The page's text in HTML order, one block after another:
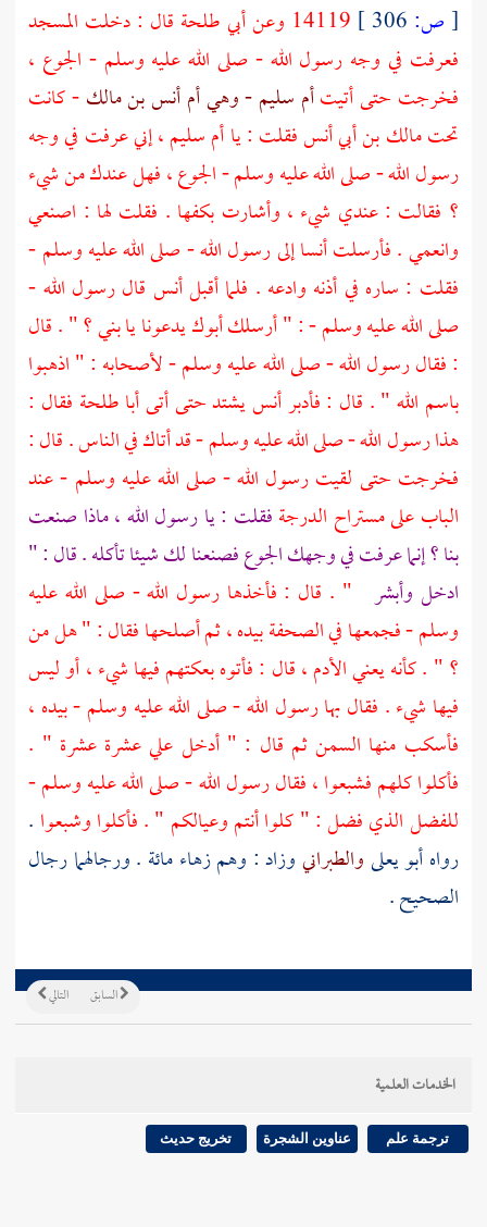
[ص: 14119 وعن أبي طلحة قال : دخلت المسجد
فعرفت في وجه رسول الله - صلى الله عليه وسلم - الجوع ،
فخرجت حتى أتيتأم سليم - وهي أم أنس بن مالك- كانت
تحتمالك بن أبي أنسفقلت : ياأم سليم، إني عرفت في وجه
رسول الله - صلى الله عليه وسلم - الجوع ، فهل عندك من شيء
؟ فقالت : عندي شيء ، وأشارت بكفها . فقلت لها : اصنعي
وانعمي . فأرسلتأنساإلى رسول الله - صلى الله عليه وسلم -
فقلت : ساره في أذنه وادعه . فلما أقبلأنس قال رسول الله -
صلى الله عليه وسلم - : " أرسلك أبوك يدعونا يا بني ؟ " . قال
: فقال رسول الله - صلى الله عليه وسلم - لأصحابه : " اذهبوا
باسم الله " . قال : فأدبرأنسيشتد حتى أتىأبا طلحة فقال :
هذا رسول الله - صلى الله عليه وسلم - قد أتاك في الناس . قال :
فخرجت حتى لقيت رسول الله - صلى الله عليه وسلم - عند
الباب على مستراح الدرجةفقلت : يا رسول الله ، ماذا صنعت
بنا ؟ إنما عرفت في وجهك الجوع فصنعنا لك شيئا تأكله . قال : "
ادخل وأبشر " . قال : فأخذها رسول الله - صلى الله عليه
وسلم - فجمعها في الصحفة بيده ، ثم أصلحها فقال : " هل من
؟ " . كأنه يعني الأدم ، قال : فأتوه بعكتهم فيها شيء ، أو ليس
فيها شيء . فقال بها رسول الله - صلى الله عليه وسلم - بيده ،
فأسكب منها السمن ثم قال : " أدخل علي عشرة عشرة " .
فأكلوا كلهم فشبعوا ، فقال رسول الله - صلى الله عليه وسلم -
للفضل الذي فضل : " كلوا أنتم وعيالكم " . فأكلوا وشبعوا .
رواهأبو يعلىوالطبرانيوزاد : وهم زهاء مائة . ورجالهما رجال
الصحيح .
التالي السابق
الخدمات العلمية
ترجمة علم عناوين الشجرة تخريج حديث